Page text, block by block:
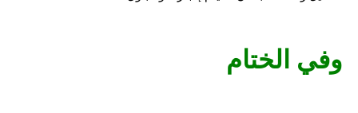
وفي الختام